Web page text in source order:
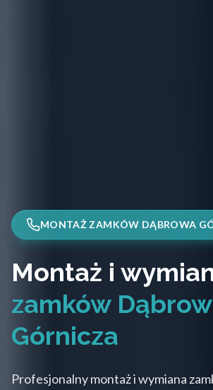
MONTAŻ ZAMKÓW DĄBROWA
Montaż i
zamków
Górnicza
Profesjonalny montaż i wymiana